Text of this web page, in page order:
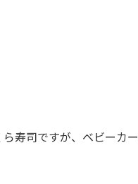
寿司ですが、ベビーカ